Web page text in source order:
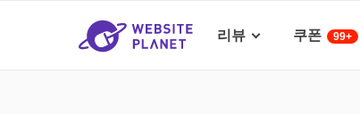
리뷰 쿠폰 99+